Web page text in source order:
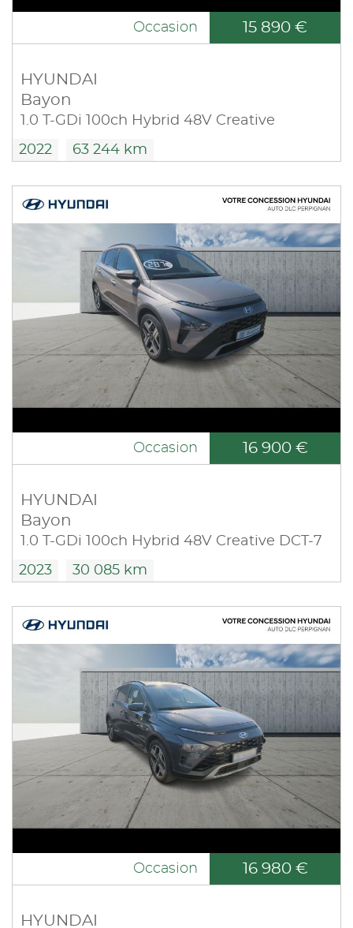
Occasion 15 890 €
HYUNDAI
Bayon
1.0 T-GDi 100ch Hybrid 48V Creative
2022 63 244 km
Occasion 16 900 €
HYUNDAI
Bayon
1.0 T-GDi 100ch Hybrid 48V Creative DCT-7
2023 30 085 km
Occasion 16 980 €
HYUNDAI